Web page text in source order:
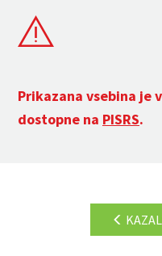
Prikazana vsebina je
dostopne na PISRS.